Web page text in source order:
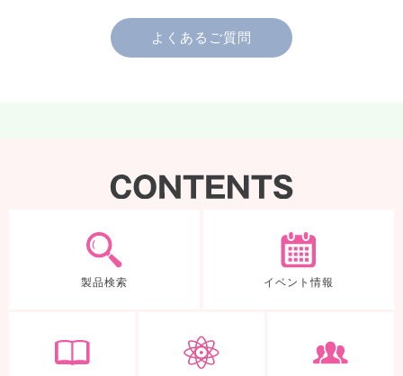
よくあるご質問
製品検索 イベント情報